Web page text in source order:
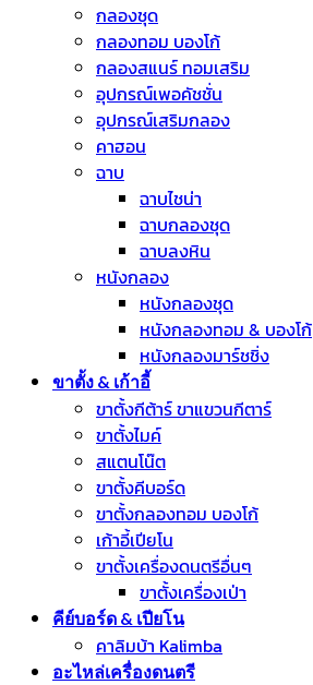
กลองชุด
กลองทอม บองโก้
กลองสแนร์ ทอมเสริม
อุปกรณ์เพอคัชชั่น
อุปกรณ์เสริมกลอง
คาฮอน
ฉาบ
ฉาบไชน่า
ฉาบกลองชุด
ฉาบลงหิน
หนังกลอง
หนังกลองชุด
หนังกลองทอม & บองโก้
หนังกลองมาร์ชชิ่ง
ขาตั้ง & เก้าอี้
ขาตั้งกีต้าร์ ขาแขวนกีตาร์
ขาตั้งไมค์
สแตนโน๊ต
ขาตั้งคีบอร์ด
ขาตั้งกลองทอม บองโก้
เก้าอี้เปียโน
ขาตั้งเครื่องดนตรีอื่นๆ
ขาตั้งเครื่องเป่า
คีย์บอร์ด & เปียโน
คาลิมบ้า Kalimba
อะไหล่เครื่องดนตรี